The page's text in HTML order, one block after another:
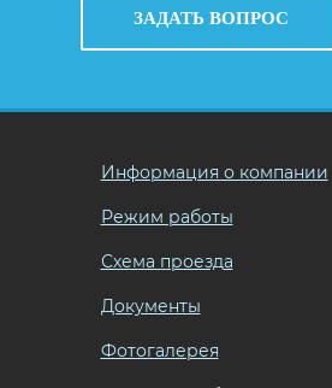
ЗАДАТЬ ВОПРОС
Информация о компании
Режим работы
Схема проезда
Документы
Фотогалерея